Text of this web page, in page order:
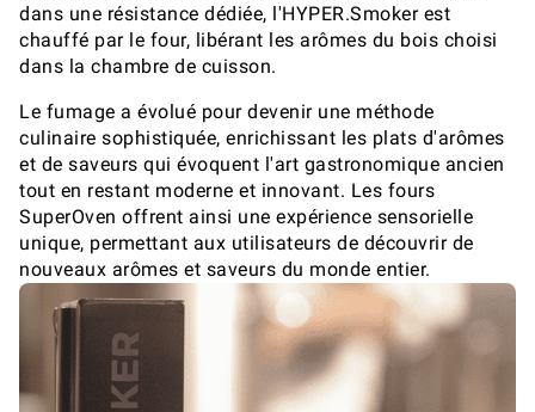
dans une résistance dédiée, l'HYPER.Smoker est
chauffé par le four, libérant les arômes du bois choisi
dans la chambre de cuisson.
Le fumage a évolué pour devenir une méthode
culinaire sophistiquée, enrichissant les plats d'arômes
et de saveurs qui évoquent l'art gastronomique ancien
tout en restant moderne et innovant. Les fours
SuperOven offrent ainsi une expérience sensorielle
unique, permettant aux utilisateurs de découvrir de
nouveaux arômes et saveurs du monde entier.